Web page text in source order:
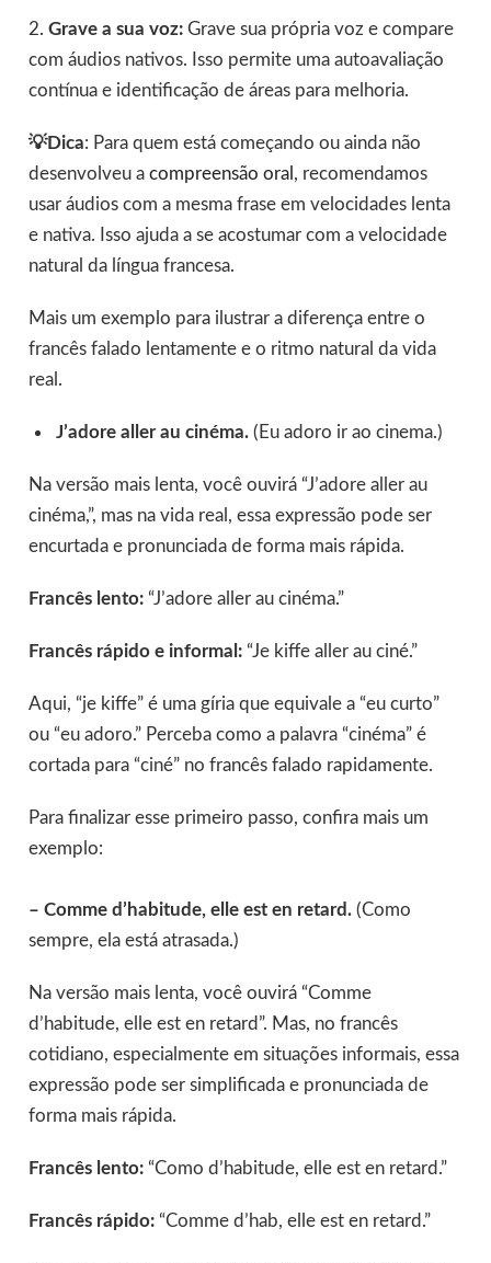
2. Grave a sua voz:Grave sua própria voz e compare
com áudios nativos. Isso permite uma autoavaliação
contínua e identificação de áreas para melhoria.
💡Dica: Para quem está começando ou ainda não
desenvolveu a compreensão oral , recomendamos
usar áudios com a mesma frase em velocidades lenta
e nativa. Isso ajuda a se acostumar com a velocidade
natural da língua francesa.
Mais um exemplo para ilustrar a diferença entre o
francês falado lentamente e o ritmo natural da vida
real.
J’adore aller au cinéma.(Eu adoro ir ao cinema.)
Na versão mais lenta, você ouvirá “J’adore aller au
cinéma,”, mas na vida real, essa expressão pode ser
encurtada e pronunciada de forma mais rápida.
Francês lento: “J’adore aller au cinéma.”
Francês rápido e informal: “Je kiffe aller au ciné.”
Aqui, “je kiffe” é uma gíria que equivale a “eu curto”
ou “eu adoro.” Perceba como a palavra “cinéma” é
cortada para “ciné” no francês falado rapidamente.
Para finalizar esse primeiro passo, confira mais um
exemplo:
– Comme d’habitude, elle est en retard.(Como
sempre, ela está atrasada.)
Na versão mais lenta, você ouvirá “Comme
d’habitude, elle est en retard”. Mas, no francês
cotidiano, especialmente em situações informais, essa
expressão pode ser simplificada e pronunciada de
forma mais rápida.
Francês lento:“Como d’habitude, elle est en retard.”
Francês rápido:“Comme d’hab, elle est en retard.”